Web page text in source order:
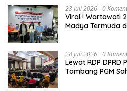
23 Juli 2026 0
Viral ! Wartawati
Madya Termuda
28 Juli 2026 0
Lewat RDP DPRD
Tambang PGM